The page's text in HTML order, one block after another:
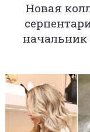
Новая
начальник